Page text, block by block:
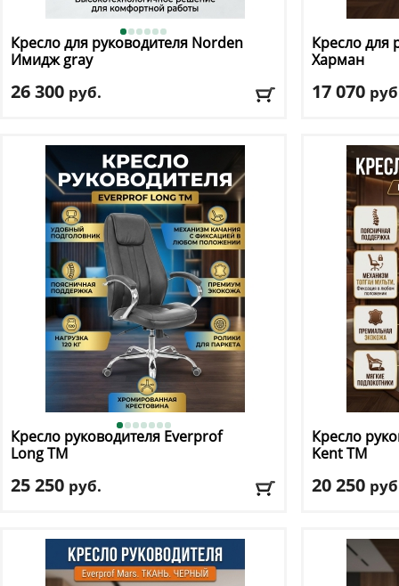
Кресло для руководителя Norden
Имидж gray
26 300 руб.
Механизм качания: мультиблок
Регулировка по высоте: есть
Материал обивки: сетка, ткань
Подлокотники: да
Доставка:БЕСПЛАТНО, 2-3 дня
Кресло для
Харман
17 070
Механизм
Регулировка
Материал
Доставка:
Кресло руководителя Everprof
Long TM
25 250 руб.
Механизм качания: топ ган
Регулировка по высоте: есть
Материал обивки: экокожа
Кресло
Kent TM
20 250
Механизм
Регулировка
Материал